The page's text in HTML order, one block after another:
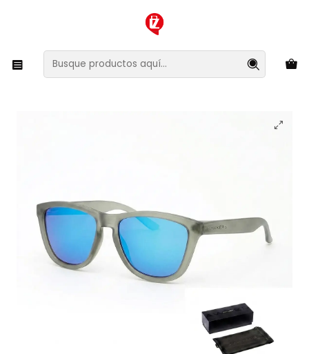
XMAS SALE ¡Compra antes de que la oferta termine!
Lentes y Accesorios Lentes de Sol
Lentes de Sol Hawkers One Azul Espejado Gris O18TR26 -
Talla 54mm